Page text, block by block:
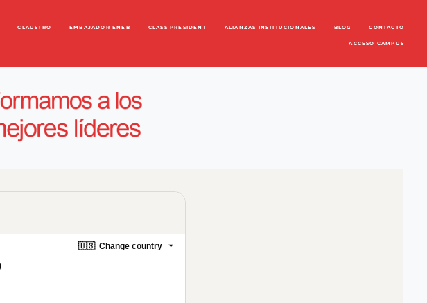
CLAUSTRO EMBAJADOR ENEB CLASS PRESIDENT ALIANZAS INSTITUCIONALES BLOG CONTACTO
ACCESO CAMPUS